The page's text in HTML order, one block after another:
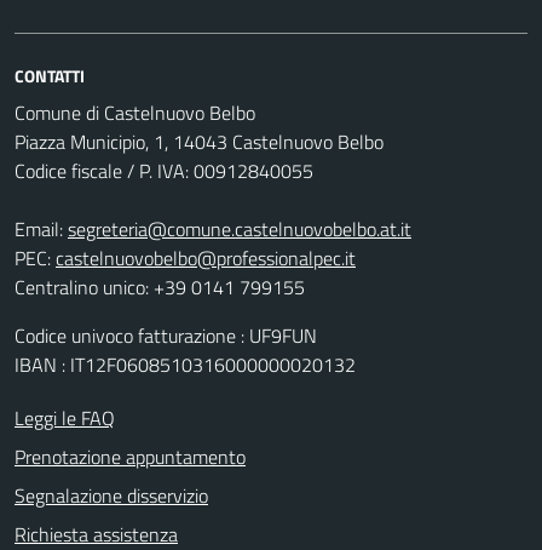
CONTATTI
Comune di Castelnuovo Belbo
Piazza Municipio, 1, 14043 Castelnuovo Belbo
Codice fiscale / P. IVA: 00912840055
Email:segreteria@comune.castelnuovobelbo.at.it
PEC:castelnuovobelbo@professionalpec.it
Centralino unico: +39 0141 799155
Codice univoco fatturazione : UF9FUN
IBAN : IT12F0608510316000000020132
Leggi le FAQ
Prenotazione appuntamento
Segnalazione disservizio
Richiesta assistenza